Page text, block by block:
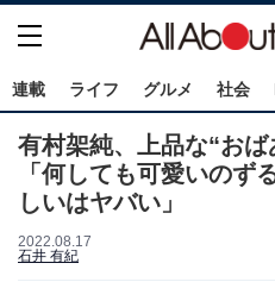
連載 ライフ グルメ 社会
有村架純、上品な“おば
「何しても可愛いのず
しいはヤバい」
2022.08.17
石井 有紀